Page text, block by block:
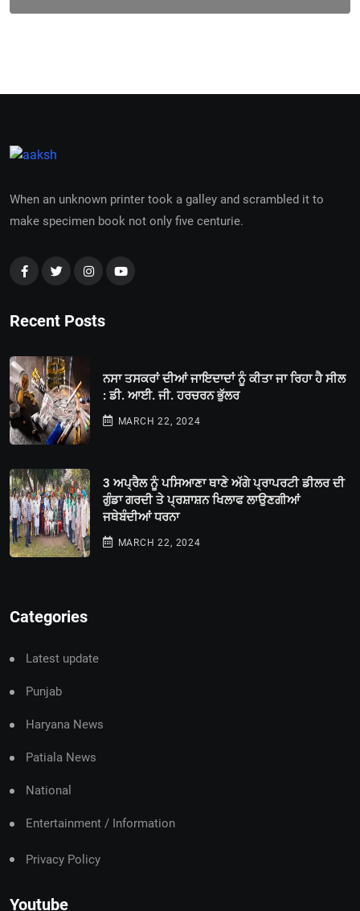
When an unknown printer took a galley and scrambled it to
make specimen book not only five centurie.
Recent Posts
ਨਸਾ ਤਸਕਰਾਂ ਦੀਆਂ ਜਾਇਦਾਦਾਂ ਨੂੰ ਕੀਤਾ ਜਾ ਰਿਹਾ ਹੈ ਸੀਲ
: ਡੀ. ਆਈ. ਜੀ. ਹਰਚਰਨ ਭੁੱਲਰ
MARCH 22, 2024
3 ਅਪ੍ਰੈਲ ਨੂੰ ਪਸਿਆਣਾ ਥਾਣੇ ਅੱਗੇ ਪ੍ਰਾਪਰਟੀ ਡੀਲਰ ਦੀ
ਗੁੰਡਾ ਗਰਦੀ ਤੇ ਪ੍ਰਸ਼ਾਸ਼ਨ ਖਿਲਾਫ ਲਾਉਣਗੀਆਂ
ਜਥੇਬੰਦੀਆਂ ਧਰਨਾ
MARCH 22, 2024
Categories
Latest update
Punjab
Haryana News
Patiala News
National
Entertainment / Information
Privacy Policy
Youtube